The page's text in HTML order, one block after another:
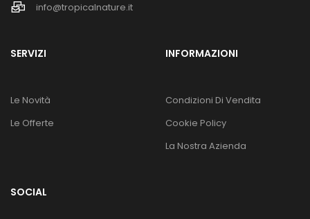
info@tropicalnature.it
SERVIZI
Le Novità
Le Offerte
INFORMAZIONI
Condizioni Di Vendita
Cookie Policy
La Nostra Azienda
SOCIAL